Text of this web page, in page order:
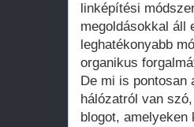
linképítési
megoldásokkal áll
leghatékonyabb
organikus
De mi is pontosan
hálózatról van
blogot,